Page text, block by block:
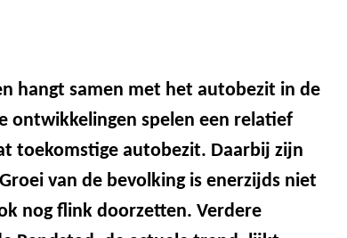
hangt samen met het autobezit in de
ontwikkelingen spelen een relatief
toekomstige autobezit. Daarbij zijn
van de bevolking is enerzijds niet
nog flink doorzetten. Verdere